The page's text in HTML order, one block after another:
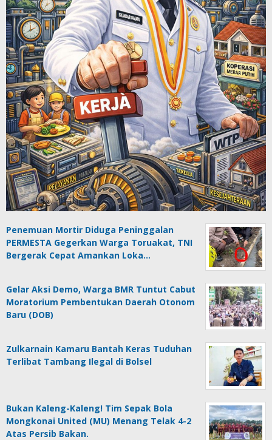
Penemuan Mortir Diduga Peninggalan
PERMESTA Gegerkan Warga Toruakat, TNI
Bergerak Cepat Amankan Loka…
Gelar Aksi Demo, Warga BMR Tuntut Cabut
Moratorium Pembentukan Daerah Otonom
Baru (DOB)
Zulkarnain Kamaru Bantah Keras Tuduhan
Terlibat Tambang Ilegal di Bolsel
Bukan Kaleng-Kaleng! Tim Sepak Bola
Mongkonai United (MU) Menang Telak 4-2
Atas Persib Bakan.